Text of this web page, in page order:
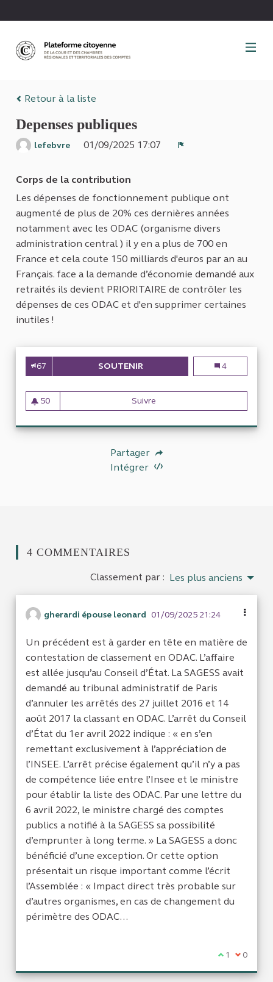
Retour à la liste
Depenses publiques
lefebvre
01/09/2025 17:07
Corps de la contribution
Les dépenses de fonctionnement publique ont
augmenté de plus de 20% ces dernières années
notamment avec les ODAC (organisme divers
administration central ) il y en a plus de 700 en
France et cela coute 150 milliards d'euros par an au
Français. face a la demande d’économie demandé aux
retraités ils devient PRIORITAIRE de contrôler les
dépenses de ces ODAC et d'en supprimer certaines
inutiles !
67 SOUTENIRDEPENSES PUBLIQUESDepenses
4
50
50 abonnés
Suivre
Partager
Intégrer
4 COMMENTAIRES
Classement par : Les plus anciens
gherardi épouse leonard 01/09/2025 21:24
Un précédent est à garder en tête en matière de
contestation de classement en ODAC. L’affaire
est allée jusqu’au Conseil d’État. La SAGESS avait
demandé au tribunal administratif de Paris
d’annuler les arrêtés des 27 juillet 2016 et 14
août 2017 la classant en ODAC. L’arrêt du Conseil
d’État du 1er avril 2022 indique : « en s’en
remettant exclusivement à l’appréciation de
l’INSEE. L’arrêt précise également qu’il n’y a pas
de compétence liée entre l’Insee et le ministre
pour établir la liste des ODAC. Par une lettre du
6 avril 2022, le ministre chargé des comptes
publics a notifié à la SAGESS sa possibilité
d’emprunter à long terme. » La SAGESS a donc
bénéficié d’une exception. Or cette option
présentait un risque important comme l’écrit
l’Assemblée : « Impact direct très probable sur
d’autres organismes, en cas de changement du
périmètre des ODAC…
Je suis
1 Je ne
0